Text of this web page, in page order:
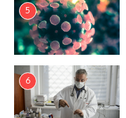
5
6